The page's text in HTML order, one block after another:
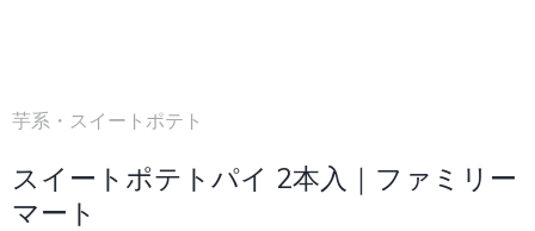
芋系・スイートポテト
スイートポテトパイ 2本入｜ファミリー
マート